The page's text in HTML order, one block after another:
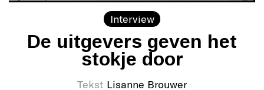
Interview
De uitgevers geven het
stokje door
Tekst Lisanne Brouwer